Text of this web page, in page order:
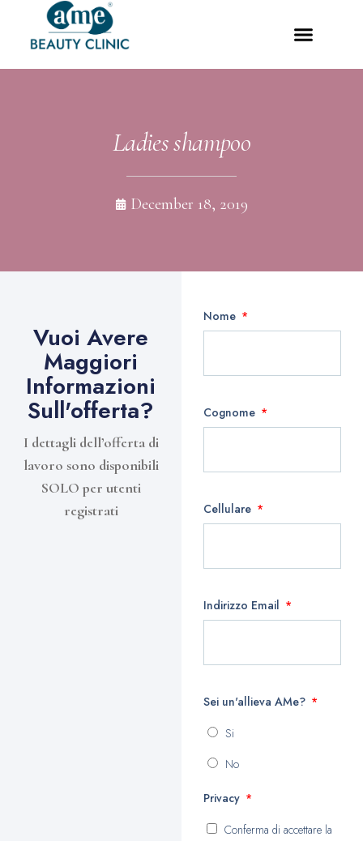
Ladies shampoo
December 18, 2019
Vuoi Avere
Maggiori
Informazioni
Sull'offerta?
I dettagli dell’offerta di
lavoro sono disponibili
SOLO per utenti
registrati
Nome
Cognome
Cellulare
Indirizzo Email
Sei un'allieva AMe?
Si
No
Privacy
Conferma di accettare la